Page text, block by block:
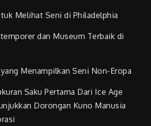
Melihat Seni di Philadelphia
dan Museum Terbaik di
Menampilkan Seni Non-Eropa
Saku Pertama Dari Ice Age
Dorongan Kuno Manusia